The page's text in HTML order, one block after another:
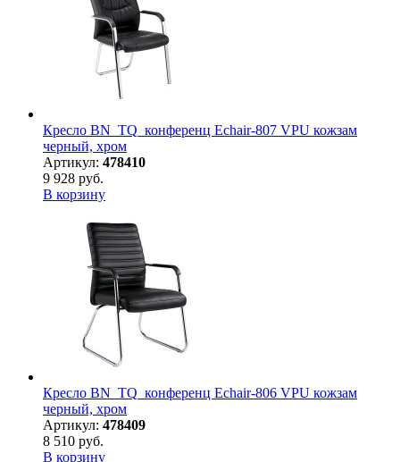
Кресло BN_TQ_конференц Echair-807 VPU кожзам
черный, хром
Артикул: 478410
9 928 руб.
В корзину
Кресло BN_TQ_конференц Echair-806 VPU кожзам
черный, хром
Артикул: 478409
8 510 руб.
В корзину